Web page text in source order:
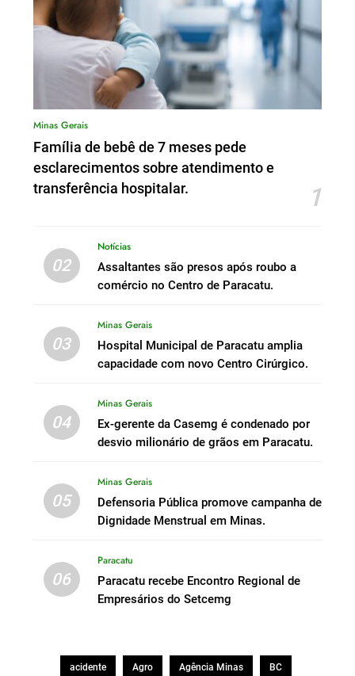
Minas Gerais
Família de bebê de 7 meses pede
esclarecimentos sobre atendimento e
transferência hospitalar.
1
02
Notícias
Assaltantes são presos após roubo a
comércio no Centro de Paracatu.
03
Minas Gerais
Hospital Municipal de Paracatu amplia
capacidade com novo Centro Cirúrgico.
04
Minas Gerais
Ex-gerente da Casemg é condenado por
desvio milionário de grãos em Paracatu.
05
Minas Gerais
Defensoria Pública promove campanha de
Dignidade Menstrual em Minas.
06
Paracatu
Paracatu recebe Encontro Regional de
Empresários do Setcemg
acidente Agro Agência Minas BC